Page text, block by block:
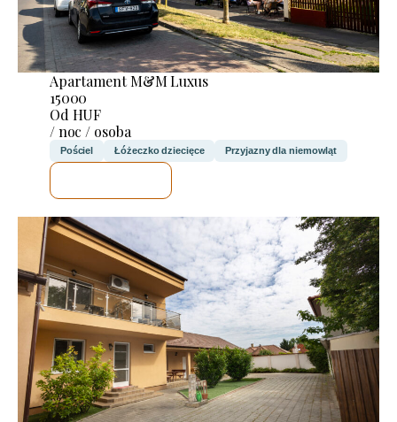
Apartament M&M Luxus
15000
Od HUF
/ noc / osoba
Pościel Łóżeczko dziecięce Przyjazny dla niemowląt